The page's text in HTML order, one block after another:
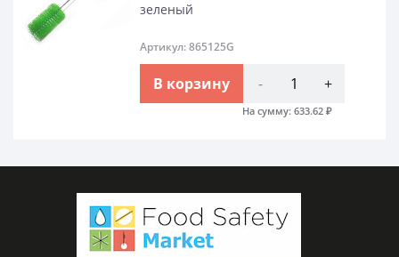
зеленый
Артикул: 865125G
В корзину - +
На сумму: 633.62 ₽